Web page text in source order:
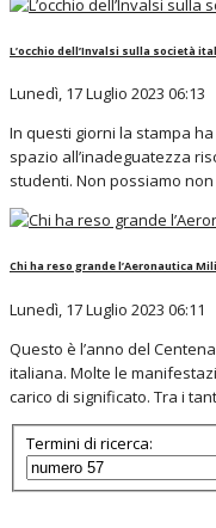
L’occhio dell’Invalsi sulla società
Lunedì, 17 Luglio 2023 06:13
In questi giorni la stampa
spazio all’inadeguatezza
studenti. Non possiamo
Chi ha reso grande l’Aeronautica
Lunedì, 17 Luglio 2023 06:11
Questo è l’anno del
italiana. Molte le
carico di significato. Tra i
Termini di ricerca: